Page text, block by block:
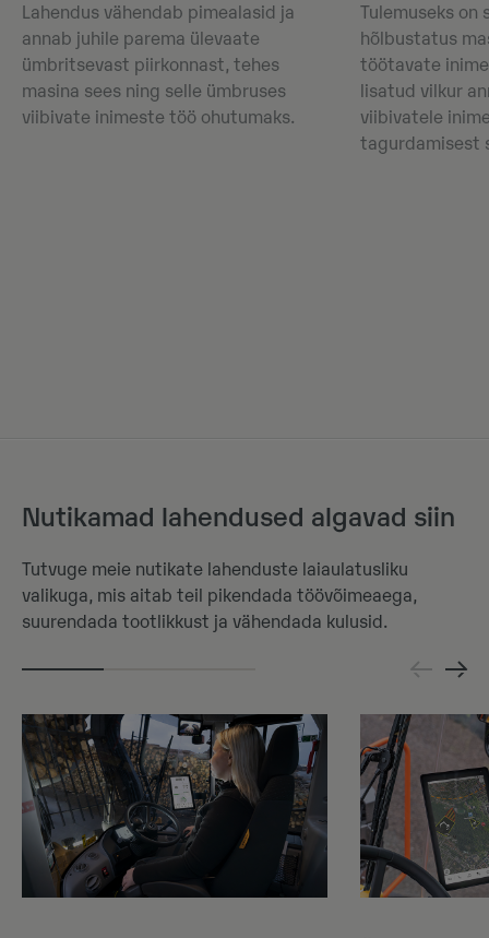
Lahendus vähendab pimealasid ja
annab juhile parema ülevaate
ümbritsevast piirkonnast, tehes
masina sees ning selle ümbruses
viibivate inimeste töö ohutumaks.
Tulemuseks on
hõlbustatus
töötavate
lisatud vilkur
viibivatele
tagurdamisest
Nutikamad lahendused algavad siin
Tutvuge meie nutikate lahenduste laiaulatusliku
valikuga, mis aitab teil pikendada töövõimeaega,
suurendada tootlikkust ja vähendada kulusid.